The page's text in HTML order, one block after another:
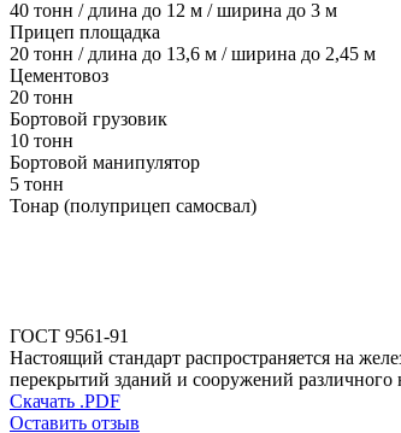
40 тонн / длина до 12 м / ширина до 3 м
Прицеп площадка
20 тонн / длина до 13,6 м / ширина до 2,45 м
Цементовоз
20 тонн
Бортовой грузовик
10 тонн
Бортовой манипулятор
5 тонн
Тонар (полуприцеп самосвал)
ГОСТ 9561-91
Настоящий стандарт распространяется на
перекрытий зданий и сооружений различного
Скачать .PDF
Оставить отзыв